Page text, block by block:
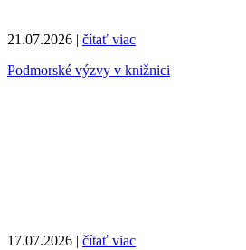
21.07.2026 | čítať viac
Podmorské výzvy v knižnici
17.07.2026 | čítať viac